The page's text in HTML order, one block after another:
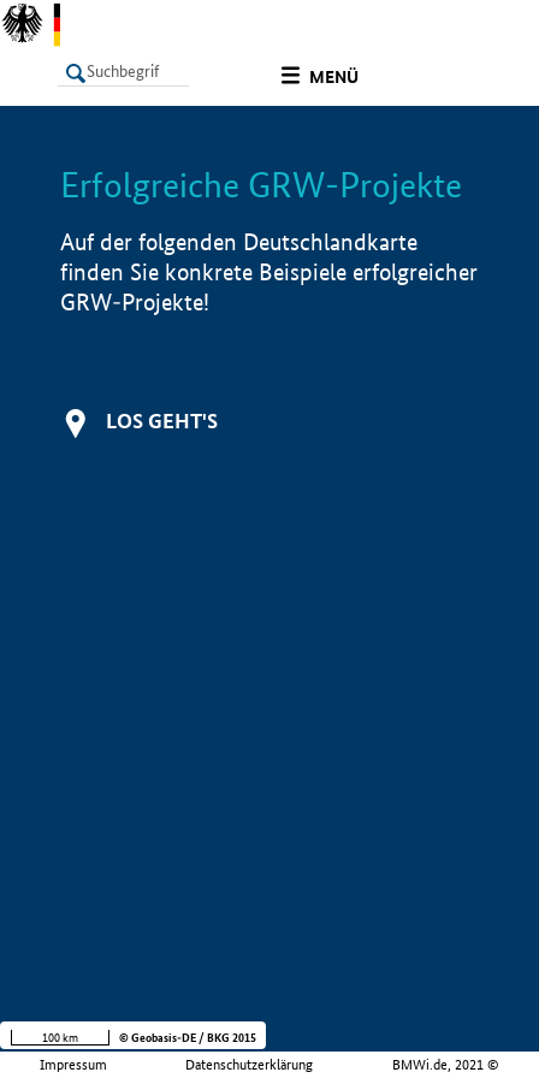
MENÜ
LISTE Info
Erfolgreiche GRW-Projekte
Auf der folgenden Deutschlandkarte
finden Sie konkrete Beispiele erfolgreicher
GRW-Projekte!
LOS GEHT'S
Impressum Datenschutzerklärung BMWi.de, 2021 ©
100 km © Geobasis-DE / BKG 2015